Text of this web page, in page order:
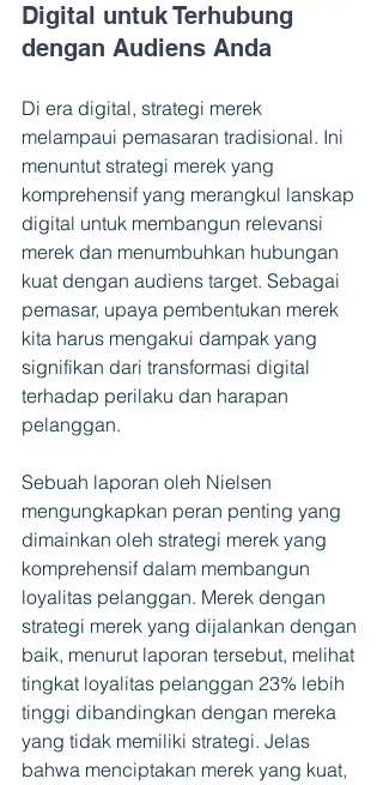
Digital untuk Terhubung
dengan Audiens Anda
Di era digital, strategi merek
melampaui pemasaran tradisional. Ini
menuntut strategi merek yang
komprehensif yang merangkul lanskap
digital untuk membangun relevansi
merek dan menumbuhkan hubungan
kuat dengan audiens target. Sebagai
pemasar, upaya pembentukan merek
kita harus mengakui dampak yang
signifikan dari transformasi digital
terhadap perilaku dan harapan
pelanggan.
Sebuah laporan oleh Nielsen
mengungkapkan peran penting yang
dimainkan oleh strategi merek yang
komprehensif dalam membangun
loyalitas pelanggan. Merek dengan
strategi merek yang dijalankan dengan
baik, menurut laporan tersebut, melihat
tingkat loyalitas pelanggan 23% lebih
tinggi dibandingkan dengan mereka
yang tidak memiliki strategi. Jelas
bahwa menciptakan merek yang kuat,